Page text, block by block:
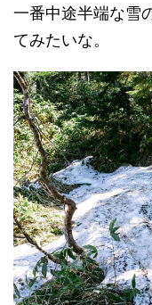
一番中途半端な雪
てみたいな。